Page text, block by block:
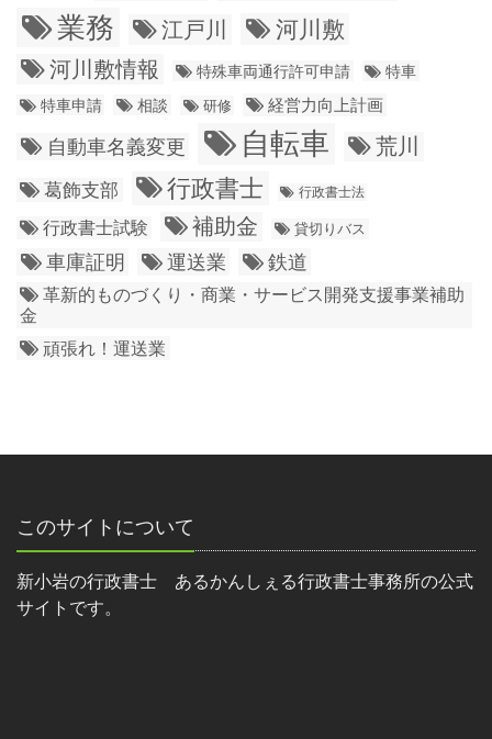
業務 江戸川
河川敷
河川敷情報
特殊車両通行許可申請
特車
特車申請
相談 研修 経営力向上計画
自動車名義変更 自転車 荒川
葛飾支部 行政書士 行政書士法
行政書士試験 補助金 貸切りバス
車庫証明 運送業 鉄道
革新的ものづくり・商業・サービス開発支援事業補助
金
頑張れ！運送業
このサイトについて
新小岩の行政書士 あるかんしぇる行政書士事務所の公式
サイトです。